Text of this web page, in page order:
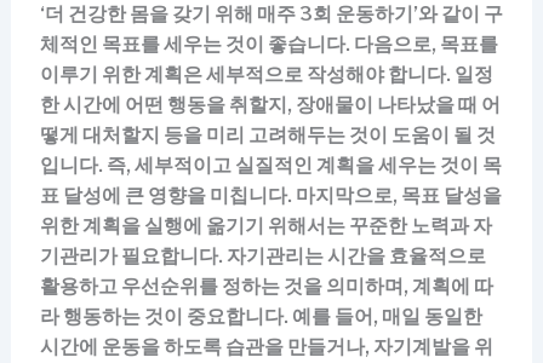
‘더 건강한 몸을 갖기 위해 매주 3회 운동하기’와 같이 구
체적인 목표를 세우는 것이 좋습니다. 다음으로, 목표를
이루기 위한 계획은 세부적으로 작성해야 합니다. 일정
한 시간에 어떤 행동을 취할지, 장애물이 나타났을 때 어
떻게 대처할지 등을 미리 고려해두는 것이 도움이 될 것
입니다. 즉, 세부적이고 실질적인 계획을 세우는 것이 목
표 달성에 큰 영향을 미칩니다. 마지막으로, 목표 달성을
위한 계획을 실행에 옮기기 위해서는 꾸준한 노력과 자
기관리가 필요합니다. 자기관리는 시간을 효율적으로
활용하고 우선순위를 정하는 것을 의미하며, 계획에 따
라 행동하는 것이 중요합니다. 예를 들어, 매일 동일한
시간에 운동을 하도록 습관을 만들거나, 자기계발을 위